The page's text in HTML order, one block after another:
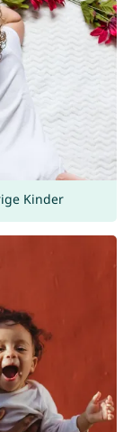
Kinder